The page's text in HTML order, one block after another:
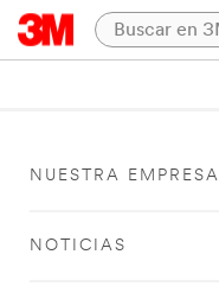
NUESTRA EMPRESA
NOTICIAS